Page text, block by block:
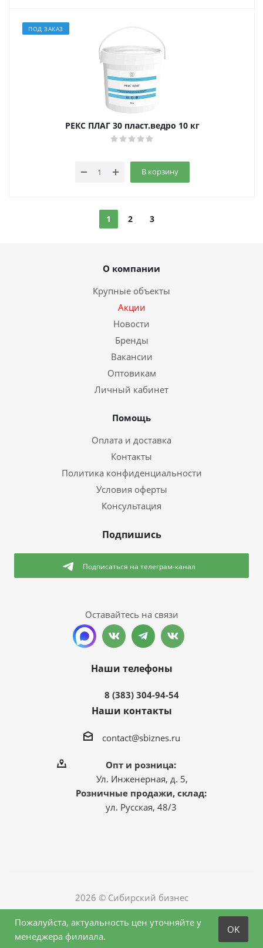
ПОД ЗАКАЗ
РЕКС ПЛАГ 30 пласт.ведро 10 кг
В корзину
1 2 3
О компании
Крупные объекты
Акции
Новости
Бренды
Вакансии
Оптовикам
Личный кабинет
Помощь
Оплата и доставка
Контакты
Политика конфиденциальности
Условия оферты
Консультация
Подпишись
Подписаться на телеграм-канал
Оставайтесь на связи
Наши телефоны
8 (383) 304-94-54
Наши контакты
contact@sbiznes.ru
Опт и розница:
Ул. Инженерная, д. 5,
Розничные продажи, склад:
ул. Русская, 48/3
2026 © Сибирский бизнес
Пожалуйста, актуальность цен уточняйте у
менеджера филиала.
OK